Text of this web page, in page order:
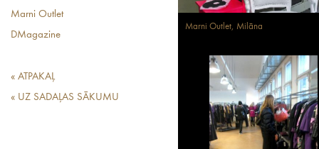
Marni Outlet
DMagazine
« ATPAKAĻ
« UZ SADAĻAS SĀKUMU
Marni Outlet, Milāna